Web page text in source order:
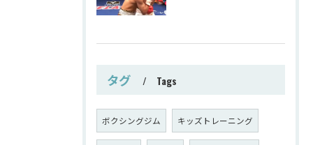
タグ Tags
ボクシングジム キッズトレーニング